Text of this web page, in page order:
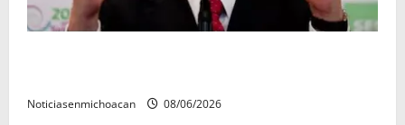
Noticiasenmichoacan 08/06/2026